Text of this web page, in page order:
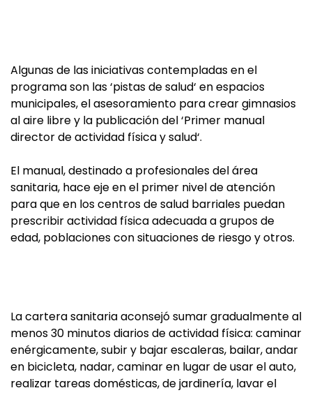
Algunas de las iniciativas contempladas en el
programa son las ‘pistas de salud‘ en espacios
municipales, el asesoramiento para crear gimnasios
al aire libre y la publicación del ‘Primer manual
director de actividad física y salud‘.
El manual, destinado a profesionales del área
sanitaria, hace eje en el primer nivel de atención
para que en los centros de salud barriales puedan
prescribir actividad física adecuada a grupos de
edad, poblaciones con situaciones de riesgo y otros.
La cartera sanitaria aconsejó sumar gradualmente al
menos 30 minutos diarios de actividad física: caminar
enérgicamente, subir y bajar escaleras, bailar, andar
en bicicleta, nadar, caminar en lugar de usar el auto,
realizar tareas domésticas, de jardinería, lavar el